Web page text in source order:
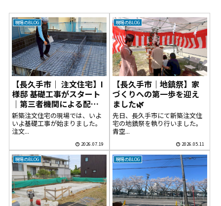
現場のBLOG
【長久手市｜ 注文住宅】I
様邸 基礎工事がスタート
｜第三者機関による配筋
検査を実施
新築注文住宅の現場では、いよ
いよ基礎工事が始まりました。
注文...
2026.07.19
現場のBLOG
【長久手市｜地鎮祭】家
づくりへの第一歩を迎え
ました🌿
先日、長久手市にて新築注文住
宅の地鎮祭を執り行いました。
青空...
2026.05.11
現場のBLOG 現場のBLOG